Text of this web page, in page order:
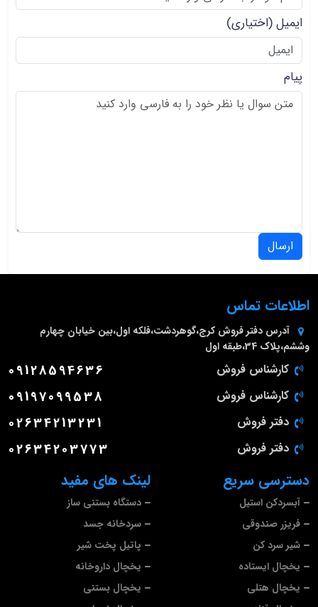
ایمیل(اختیاری)
پیام
ارسال
لینک های مفید
دستگاه بستنی ساز
سردخانه جسد
پاتیل پخت شیر
یخچال داروخانه
یخچال بستنی
دسترسی سریع
آبسردکن استیل
فریزر صندوقی
شیر سرد کن
یخچال ایستاده
یخچال هتلی
اطلاعات تماس
آدرس دفتر فروش کرج،گوهردشت،فلکه اول،بین خیابان چهارم
وششم،پلاک 34،طبقه اول
کارشناس فروش 09128594636
کارشناس فروش 09197099538
دفتر فروش 02634213231
دفتر فروش 02634203773